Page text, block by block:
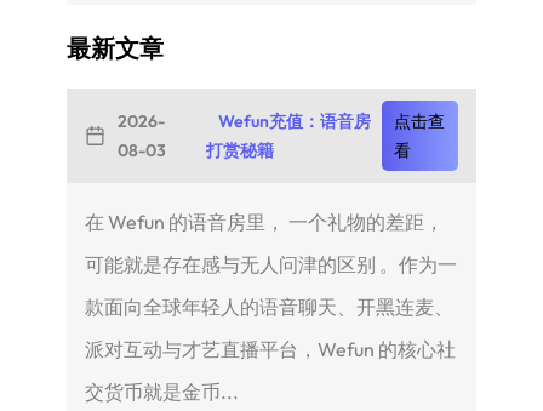
最新文章
2026-
08-03
Wefun充值：语音房
打赏秘籍
点击查
看
在 Wefun 的语音房里， 一个礼物的差距，
可能就是存在感与无人问津的区别 。作为一
款面向全球年轻人的语音聊天、开黑连麦、
派对互动与才艺直播平台，Wefun 的核心社
交货币就是金币...